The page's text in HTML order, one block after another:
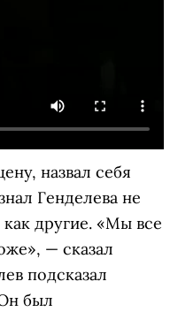
назвал себя
Генделева не
как другие. «Мы все
— сказал
подсказал
был